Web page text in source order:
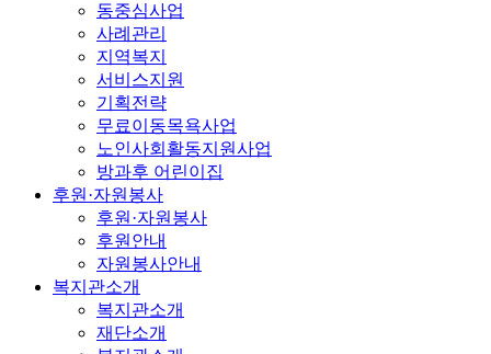
동중심사업
사례관리
지역복지
서비스지원
기획전략
무료이동목욕사업
노인사회활동지원사업
방과후 어린이집
후원·자원봉사
후원·자원봉사
후원안내
자원봉사안내
복지관소개
복지관소개
재단소개